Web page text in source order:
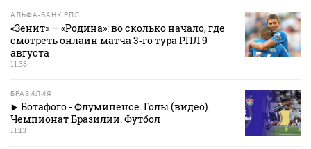
АЛЬФА-БАНК РПЛ
«Зенит» — «Родина»: во сколько начало, где
смотреть онлайн матча 3‑го тура РПЛ 9
августа
11:38
БРАЗИЛИЯ
Ботафого - Флуминенсе. Голы (видео).
Чемпионат Бразилии. Футбол
11:13